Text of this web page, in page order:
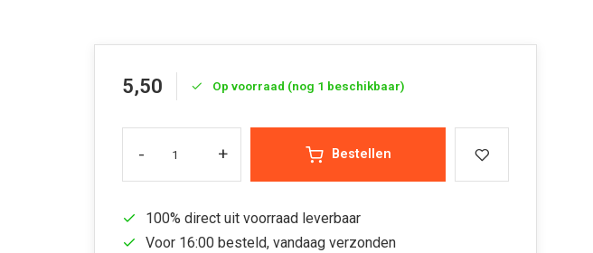
5,50 Op voorraad (nog 1 beschikbaar)
- + Bestellen
100% direct uit voorraad leverbaar
Voor 16:00 besteld, vandaag verzonden